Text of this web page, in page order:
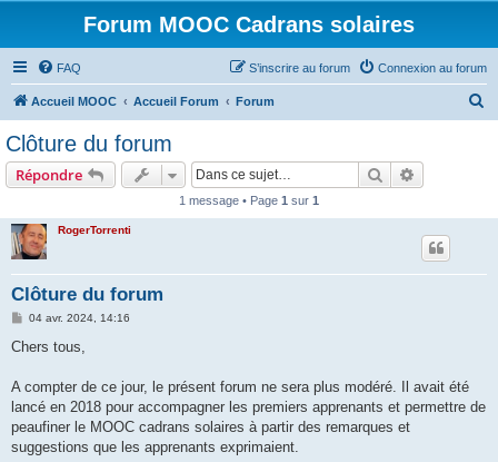
Forum MOOC Cadrans solaires
FAQ Connexion au forum
S’inscrire au forum
Accueil MOOC Accueil Forum Forum
Clôture du forum
Répondre Rechercher
1 message • Page 1 sur 1
RogerTorrenti
Clôture du forum
M
s
g
04 avr. 2024, 14:16
Chers tous,
A compter de ce jour, le présent forum ne sera plus modéré. Il avait été
lancé en 2018 pour accompagner les premiers apprenants et permettre de
peaufiner le MOOC cadrans solaires à partir des remarques et
suggestions que les apprenants exprimaient.